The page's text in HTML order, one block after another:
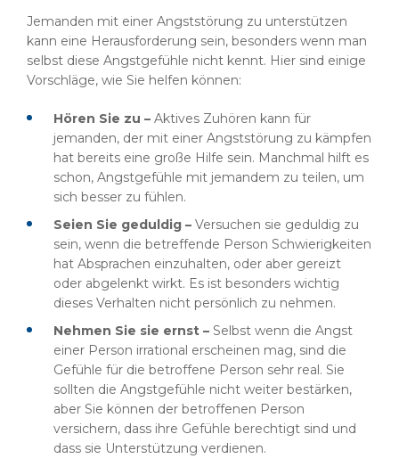
Jemanden mit einer Angststörung zu unterstützen
kann eine Herausforderung sein, besonders wenn man
selbst diese Angstgefühle nicht kennt. Hier sind einige
Vorschläge, wie Sie helfen können:
Hören Sie zu – Aktives Zuhören kann für
jemanden, der mit einer Angststörung zu kämpfen
hat bereits eine große Hilfe sein. Manchmal hilft es
schon, Angstgefühle mit jemandem zu teilen, um
sich besser zu fühlen.
Seien Sie geduldig – Versuchen sie geduldig zu
sein, wenn die betreffende Person Schwierigkeiten
hat Absprachen einzuhalten, oder aber gereizt
oder abgelenkt wirkt. Es ist besonders wichtig
dieses Verhalten nicht persönlich zu nehmen.
Nehmen Sie sie ernst – Selbst wenn die Angst
einer Person irrational erscheinen mag, sind die
Gefühle für die betroffene Person sehr real. Sie
sollten die Angstgefühle nicht weiter bestärken,
aber Sie können der betroffenen Person
versichern, dass ihre Gefühle berechtigt sind und
dass sie Unterstützung verdienen.